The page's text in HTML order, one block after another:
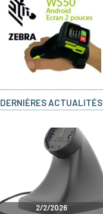
DERNIÈRES ACTUALITÉS
2/2/2026